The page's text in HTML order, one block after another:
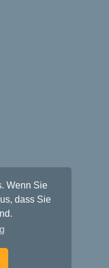
Wenn Sie
dass Sie